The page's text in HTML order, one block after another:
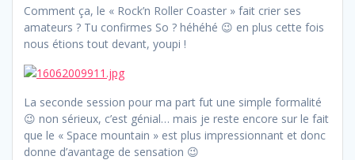
Comment ça, le « Rock’n Roller Coaster » fait crier ses
amateurs ? Tu confirmes So ? héhéhé 😉 en plus cette fois
nous étions tout devant, youpi !
La seconde session pour ma part fut une simple formalité
😉 non sérieux, c’est génial… mais je reste encore sur le fait
que le « Space mountain » est plus impressionnant et donc
donne d’avantage de sensation 😉